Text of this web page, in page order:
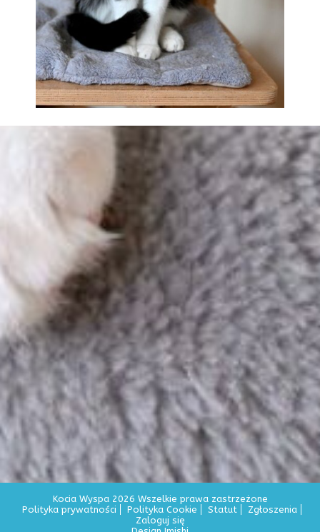
Kocia Wyspa 2026 Wszelkie prawa zastrzeżone
Polityka prywatności
Polityka Cookie Statut
Zgłoszenia
Zaloguj się